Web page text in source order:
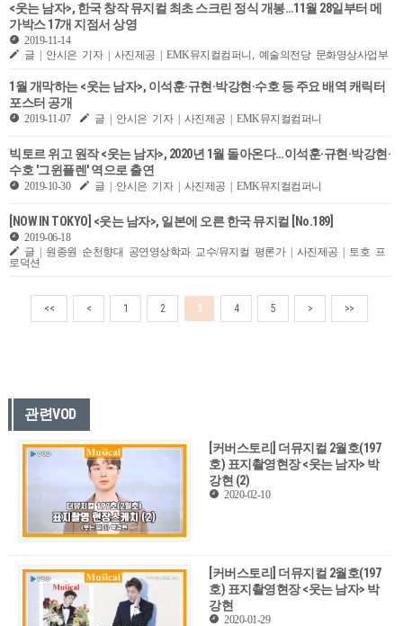
<웃는 남자>, 한국 창작 뮤지컬 최초 스크린 정식 개봉…11월 28일부터 메
가박스 17개 지점서 상영
2019-11-14
글 | 안시은 기자 | 사진제공 | EMK뮤지컬컴퍼니, 예술의전당 문화영상사업부
1월 개막하는 <웃는 남자>, 이석훈·규현·박강현·수호 등 주요 배역 캐릭터
포스터 공개
2019-11-07 글 | 안시은 기자 | 사진제공 | EMK뮤지컬컴퍼니
빅토르 위고 원작 <웃는 남자>, 2020년 1월 돌아온다…이석훈·규현·박강현·
수호 '그윈플렌' 역으로 출연
2019-10-30 글 | 안시은 기자 | 사진제공 | EMK뮤지컬컴퍼니
[NOW IN TOKYO] <웃는 남자>, 일본에 오른 한국 뮤지컬 [No.189]
2019-06-18
글 | 원종원 순천향대 공연영상학과 교수/뮤지컬 평론가 | 사진제공 | 토호 프
로덕션
<< < 1 2 3 4 5 > >>
관련VOD
[커버스토리] 더뮤지컬 2월호(197
호) 표지촬영현장 <웃는 남자> 박
강현 (2)
2020-02-10
[커버스토리] 더뮤지컬 2월호(197
호) 표지촬영현장 <웃는 남자> 박
강현
2020-01-29